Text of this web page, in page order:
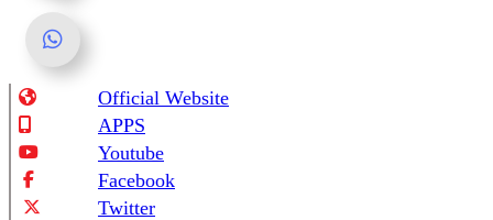
Online News Portal
Official Website
APPS
Youtube
Facebook
Twitter